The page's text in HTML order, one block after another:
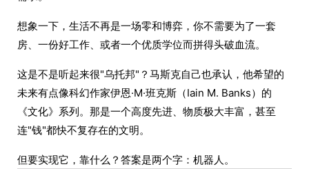
想象一下，生活不再是一场零和博弈，你不需要为了一套
房、一份好工作、或者一个优质学位而拼得头破血流。
这是不是听起来很"乌托邦"？马斯克自己也承认，他希望的
未来有点像科幻作家伊恩·M·班克斯（Iain M. Banks）的
《文化》系列。那是一个高度先进、物质极大丰富，甚至
连"钱"都快不复存在的文明。
但要实现它，靠什么？答案是两个字：机器人。